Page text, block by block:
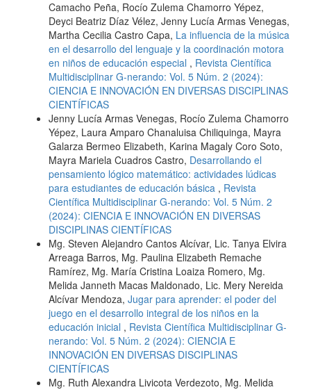
Camacho Peña, Rocío Zulema Chamorro Yépez,
Deyci Beatriz Díaz Vélez, Jenny Lucía Armas Venegas,
Martha Cecilia Castro Capa, La influencia de la música
en el desarrollo del lenguaje y la coordinación motora
en niños de educación especial , Revista Científica
Multidisciplinar G-nerando: Vol. 5 Núm. 2 (2024):
CIENCIA E INNOVACIÓN EN DIVERSAS DISCIPLINAS
CIENTÍFICAS
Jenny Lucía Armas Venegas, Rocío Zulema Chamorro
Yépez, Laura Amparo Chanaluisa Chiliquinga, Mayra
Galarza Bermeo Elizabeth, Karina Magaly Coro Soto,
Mayra Mariela Cuadros Castro, Desarrollando el
pensamiento lógico matemático: actividades lúdicas
para estudiantes de educación básica , Revista
Científica Multidisciplinar G-nerando: Vol. 5 Núm. 2
(2024): CIENCIA E INNOVACIÓN EN DIVERSAS
DISCIPLINAS CIENTÍFICAS
Mg. Steven Alejandro Cantos Alcívar, Lic. Tanya Elvira
Arreaga Barros, Mg. Paulina Elizabeth Remache
Ramírez, Mg. María Cristina Loaiza Romero, Mg.
Melida Janneth Macas Maldonado, Lic. Mery Nereida
Alcívar Mendoza, Jugar para aprender: el poder del
juego en el desarrollo integral de los niños en la
educación inicial , Revista Científica Multidisciplinar G-
nerando: Vol. 5 Núm. 2 (2024): CIENCIA E
INNOVACIÓN EN DIVERSAS DISCIPLINAS
CIENTÍFICAS
Mg. Ruth Alexandra Livicota Verdezoto, Mg. Melida